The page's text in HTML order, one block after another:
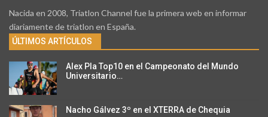
Nacida en 2008, Triatlon Channel fue la primera web en informar
diariamente de triatlon en España.
ÚLTIMOS ARTÍCULOS
Alex Pla Top10 en el Campeonato del Mundo
Universitario…
Nacho Gálvez 3º en el XTERRA de Chequia